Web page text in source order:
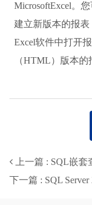
MicrosoftExcel。
建立新版本的报
Excel软件中打开
（HTML）版本的
上一篇 : SQL嵌套查